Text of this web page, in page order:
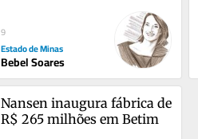
9
Estado de Minas
Bebel Soares
Nansen inaugura fábrica de
R$ 265 milhões em Betim